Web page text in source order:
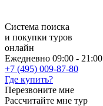
Система поиска
и покупки туров
онлайн
Ежедневно 09:00 - 21:00
+7 (495) 009-87-80
Где купить?
Перезвоните мне
Рассчитайте мне тур